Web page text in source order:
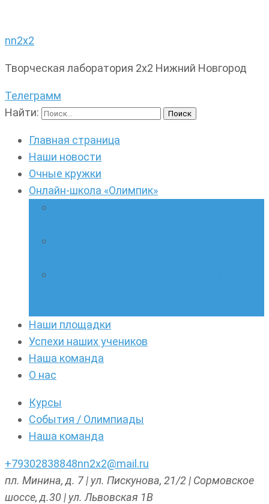
nn2x2
Творческая лаборатория 2х2 Нижний Новгород
Телеграмм
Найти:
Главная страница
Наши новости
Очные кружки
Онлайн-школа «Олимпик»
Наши площадки
Успехи наших учеников
Наша команда
О нас
Курсы
События / Олимпиады
Наша команда
+79302838848nn2x2@mail.ru
пл. Минина, д. 7 | ул. Пискунова, 21/2 | Сормовское
шоссе, д.30 | ул. Львовская 1В